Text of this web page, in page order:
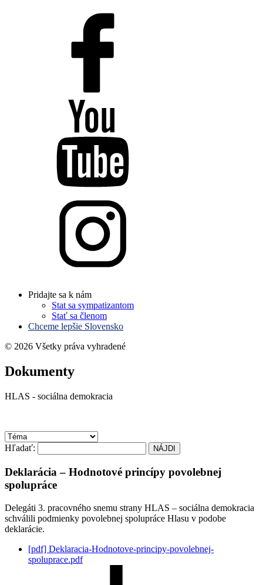
Pridajte sa k nám
Stat sa sympatizantom
Stať sa členom
Chceme lepšie Slovensko
© 2026 Všetky práva vyhradené
Dokumenty
HLAS - sociálna demokracia
Hľadať:
Deklarácia – Hodnotové princípy povolebnej
spolupráce
Delegáti 3. pracovného snemu strany HLAS – sociálna demokracia
schválili podmienky povolebnej spolupráce Hlasu v podobe
deklarácie.
[pdf] Deklaracia-Hodnotove-principy-povolebnej-
spoluprace.pdf